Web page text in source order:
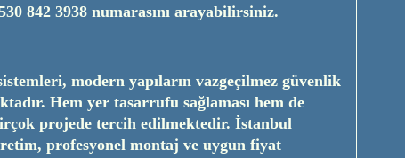
842 3938 numarasını arayabilirsiniz.
modern yapıların vazgeçilmez güvenlik
Hem yer tasarrufu sağlaması hem de
projede tercih edilmektedir. İstanbul
profesyonel montaj ve uygun fiyat